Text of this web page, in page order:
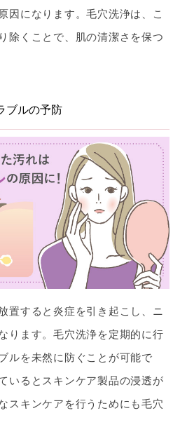
因になります。毛穴洗浄は、こ
除くことで、肌の清潔さを保つ
ブルの予防
置すると炎症を引き起こし、ニ
ります。毛穴洗浄を定期的に行
ルを未然に防ぐことが可能で
いるとスキンケア製品の浸透が
スキンケアを行うためにも毛穴